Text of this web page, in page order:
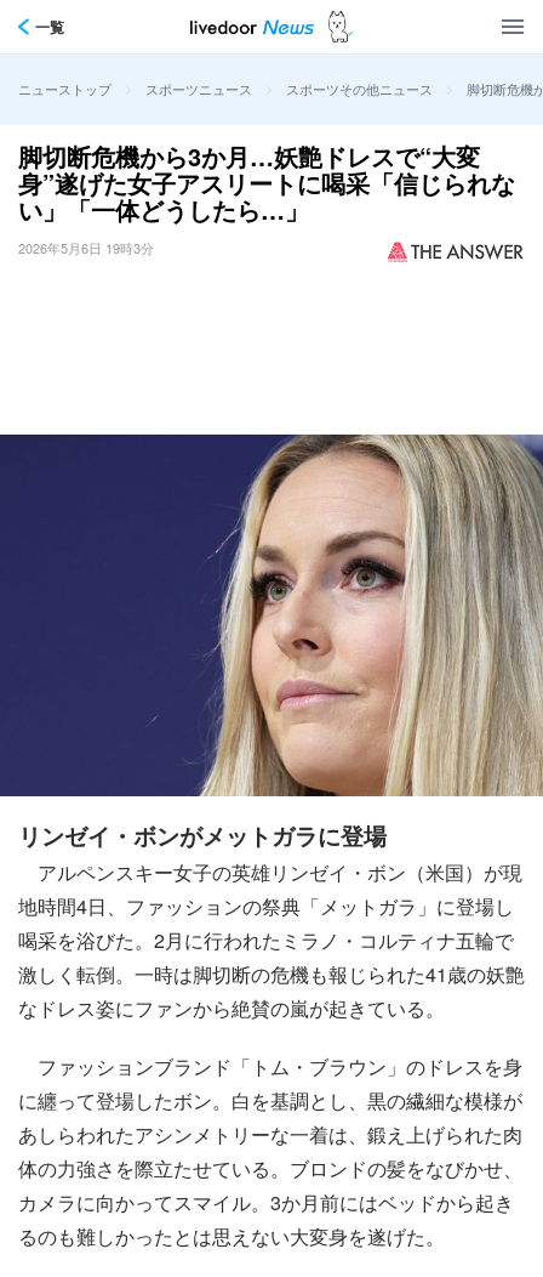
一覧
ニューストップ > スポーツニュース > スポーツその他ニュース > 脚切断危機
脚切断危機から3か月…妖艶ドレスで“大変
身”遂げた女子アスリートに喝采「信じられな
い」「一体どうしたら…」
2026年5月6日 19時3分
リンゼイ・ボンがメットガラに登場
アルペンスキー女子の英雄リンゼイ・ボン（米国）が現
地時間4日、ファッションの祭典「メットガラ」に登場し
喝采を浴びた。2月に行われたミラノ・コルティナ五輪で
激しく転倒。一時は脚切断の危機も報じられた41歳の妖艶
なドレス姿にファンから絶賛の嵐が起きている。
ファッションブランド「トム・ブラウン」のドレスを身
に纏って登場したボン。白を基調とし、黒の繊細な模様が
あしらわれたアシンメトリーな一着は、鍛え上げられた肉
体の力強さを際立たせている。ブロンドの髪をなびかせ、
カメラに向かってスマイル。3か月前にはベッドから起き
るのも難しかったとは思えない大変身を遂げた。